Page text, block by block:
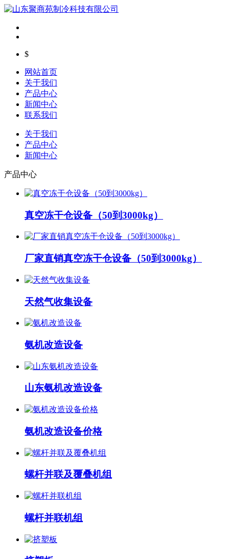
$
网站首页
关于我们
产品中心
新闻中心
联系我们
关于我们
产品中心
新闻中心
产品中心
真空冻干仓设备（50到3000kg）
厂家直销真空冻干仓设备（50到3000kg）
天然气收集设备
氨机改造设备
山东氨机改造设备
氨机改造设备价格
螺杆并联及覆叠机组
螺杆并联机组